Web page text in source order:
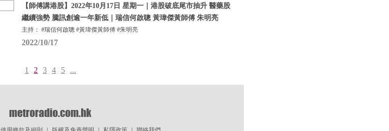
【師傅講港股】2022年10月17日 星期一｜港股破底尾市抽升 醫藥股
繼續強勢 騰訊創逾一年新低｜瑞信何啟聰 黃瑋傑黃師傅 朱明亮
主持： #瑞信何啟聰 #黃瑋傑黃師傅 #朱明亮
2022/10/17
1 2 3 4 5 ...